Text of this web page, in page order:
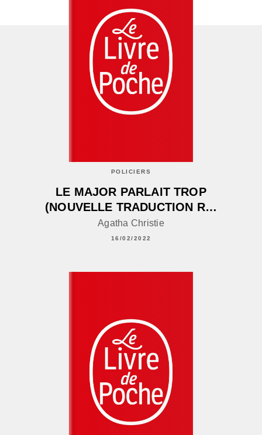
POLICIERS
LE MAJOR PARLAIT TROP
(NOUVELLE TRADUCTION R…
Agatha Christie
16/02/2022